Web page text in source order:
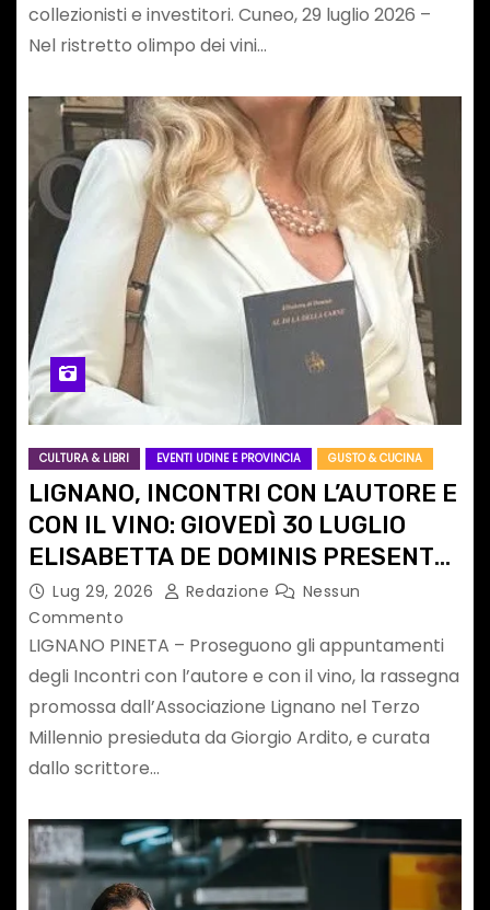
collezionisti e investitori. Cuneo, 29 luglio 2026 –
Nel ristretto olimpo dei vini…
CULTURA & LIBRI EVENTI UDINE E PROVINCIA GUSTO & CUCINA
LIGNANO, INCONTRI CON L’AUTORE E
CON IL VINO: GIOVEDÌ 30 LUGLIO
ELISABETTA DE DOMINIS PRESENTA
“AL DI LÀ DELLA CARNE”
Lug 29, 2026 Redazione
Nessun
Commento
LIGNANO PINETA – Proseguono gli appuntamenti
degli Incontri con l’autore e con il vino, la rassegna
promossa dall’Associazione Lignano nel Terzo
Millennio presieduta da Giorgio Ardito, e curata
dallo scrittore…